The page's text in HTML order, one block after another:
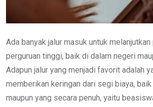
Ada banyak jalur masuk untuk
perguruan tinggi, baik di dalam negeri
Adapun jalur yang menjadi favorit adalah
memberikan keringan dari segi biaya, baik
maupun yang secara penuh, yaitu